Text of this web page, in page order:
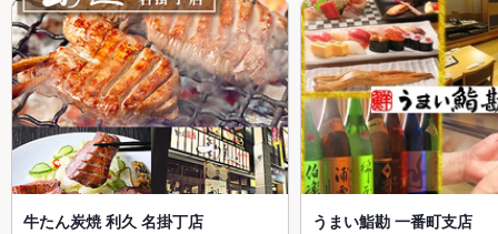
牛たん炭焼 利久 名掛丁店 うまい鮨勘 一番町支店